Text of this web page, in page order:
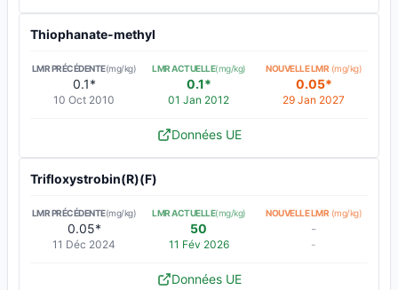
Thiophanate-methyl
LMR PRÉCÉDENTE(mg/kg)
0.1*
10 Oct 2010
LMR ACTUELLE(mg/kg)
0.1*
01 Jan 2012
NOUVELLE LMR (mg/kg)
0.05*
29 Jan 2027
Données UE
Trifloxystrobin(R)(F)
LMR PRÉCÉDENTE(mg/kg)
0.05*
11 Déc 2024
LMR ACTUELLE(mg/kg)
50
11 Fév 2026
NOUVELLE LMR (mg/kg)
-
-
Données UE